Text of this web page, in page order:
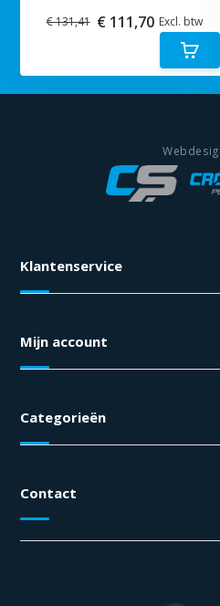
€ 131,41 € 111,70 Excl. btw
Klantenservice
Mijn account
Categorieën
Contact